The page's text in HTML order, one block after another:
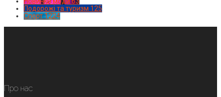
Подорожі та туризм 125
Спорт1224
Про нас